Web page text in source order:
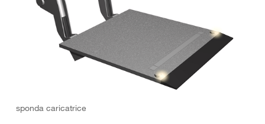
sponda caricatrice